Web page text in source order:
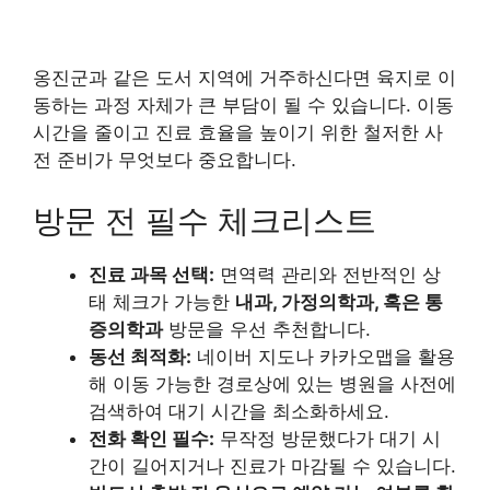
옹진군과 같은 도서 지역에 거주하신다면 육지로 이
동하는 과정 자체가 큰 부담이 될 수 있습니다. 이동
시간을 줄이고 진료 효율을 높이기 위한 철저한 사
전 준비가 무엇보다 중요합니다.
방문 전 필수 체크리스트
진료 과목 선택: 면역력 관리와 전반적인 상
태 체크가 가능한 내과, 가정의학과, 혹은 통
증의학과방문을 우선 추천합니다.
동선 최적화: 네이버 지도나 카카오맵을 활용
해 이동 가능한 경로상에 있는 병원을 사전에
검색하여 대기 시간을 최소화하세요.
전화 확인 필수: 무작정 방문했다가 대기 시
간이 길어지거나 진료가 마감될 수 있습니다.